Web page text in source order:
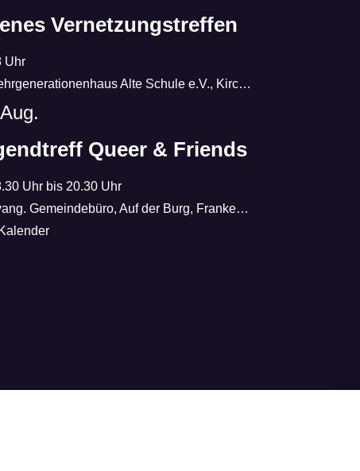
Vernetzungstreffen
Uhr
Alte Schule e.V., Kirchplatz, Bad Wildungen, Deutschland
Queer & Friends
Uhr bis 20.30 Uhr
Gemeindebüro, Auf der Burg, Frankenberg (Eder), Deutschland